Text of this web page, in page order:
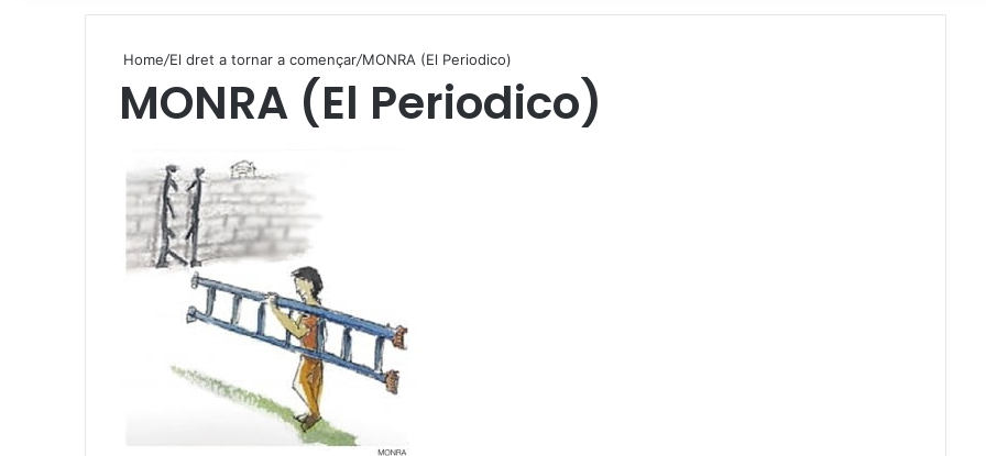
Home/El dret a tornar a començar/MONRA (El Periodico)
MONRA (El Periodico)